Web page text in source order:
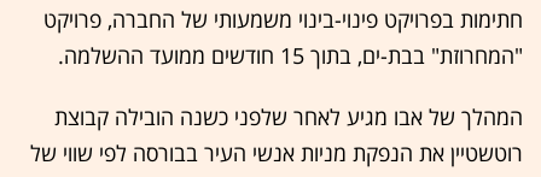
חתימות בפרויקט פינוי-בינוי משמעותי של החברה, פרויקט
"המחרוזת" בבת-ים, בתוך 15 חודשים ממועד ההשלמה.
המהלך של אבו מגיע לאחר שלפני כשנה הובילה קבוצת
רוטשטיין את הנפקת מניות אנשי העיר בבורסה לפי שווי של